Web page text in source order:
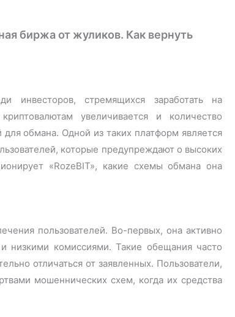
биржа от жуликов. Как вернуть
инвесторов, стремящихся заработать на
увеличивается и количество
обмана. Одной из таких платформ является
которые предупреждают о высоких
«RozeBIT», какие схемы обмана она
пользователей. Во-первых, она активно
низкими комиссиями. Такие обещания часто
отличаться от заявленных. Пользователи,
мошеннических схем, когда их средства